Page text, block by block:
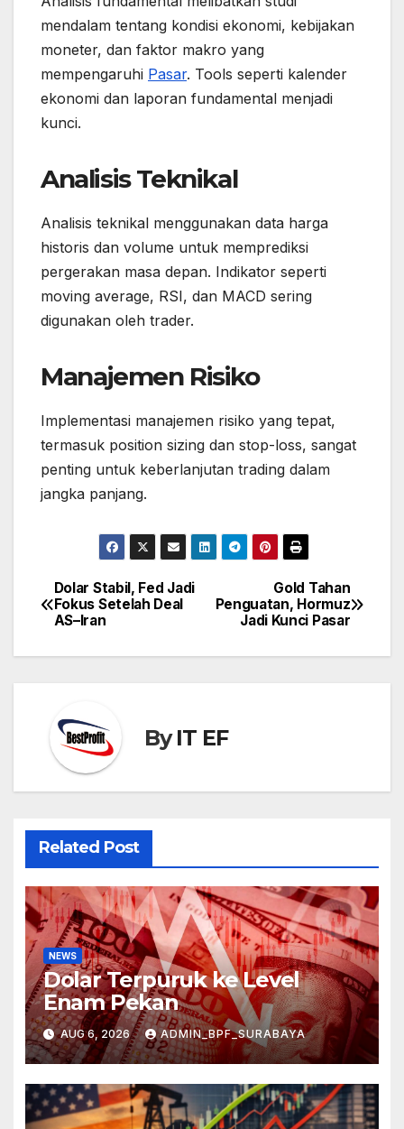
mendalam tentang kondisi ekonomi, kebijakan
moneter, dan faktor makro yang
mempengaruhi Pasar. Tools seperti kalender
ekonomi dan laporan fundamental menjadi
kunci.
Analisis Teknikal
Analisis teknikal menggunakan data harga
historis dan volume untuk memprediksi
pergerakan masa depan. Indikator seperti
moving average, RSI, dan MACD sering
digunakan oleh trader.
Manajemen Risiko
Implementasi manajemen risiko yang tepat,
termasuk position sizing dan stop-loss, sangat
penting untuk keberlanjutan trading dalam
jangka panjang.
Post
navigation
Gold Tahan
Penguatan, Hormuz
Jadi Kunci Pasar
Dolar Stabil, Fed Jadi
Fokus Setelah Deal
AS–Iran
ByIT EF
Related Post
NEWS
Dolar Terpuruk ke Level
Enam Pekan
AUG 6, 2026 ADMIN_BPF_SURABAYA